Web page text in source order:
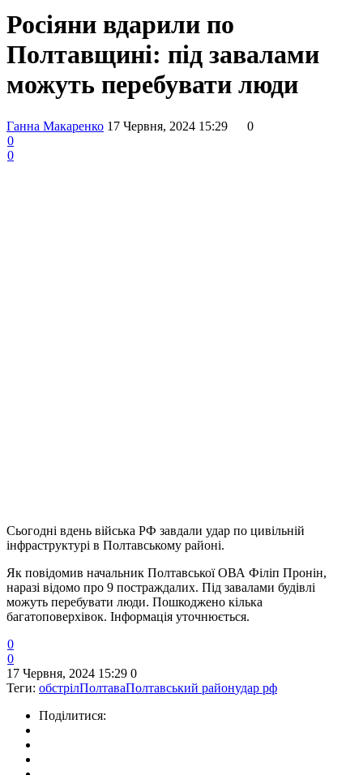
Росіяни вдарили по
Полтавщині: під завалами
можуть перебувати люди
Ганна Макаренко 17 Червня, 2024 15:29
0
0
0
Сьогодні вдень війська РФ завдали удар по цивільній
інфраструктурі в Полтавському районі.
Як повідомив начальник Полтавської ОВА Філіп Пронін,
наразі відомо про 9 постраждалих. Під завалами будівлі
можуть перебувати люди. Пошкоджено кілька
багатоповерхівок. Інформація уточнюється.
0
0
17 Червня, 2024 15:29 0
Теги: обстрілПолтаваПолтавський районудар рф
Поділитися: